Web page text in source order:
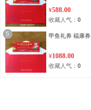
¥588.00
收藏人气： 0
5 甲鱼礼券 福康券
¥1088.00
收藏人气： 0